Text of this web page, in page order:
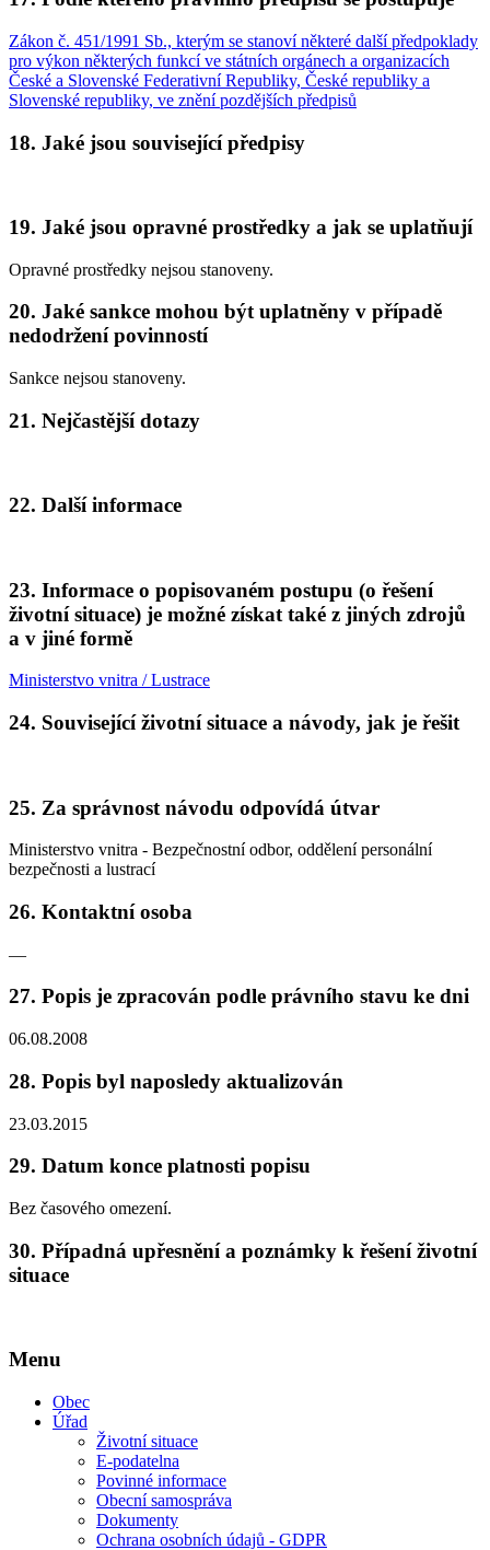
Zákon č. 451/1991 Sb., kterým se stanoví některé další předpoklady
pro výkon některých funkcí ve státních orgánech a organizacích
České a Slovenské Federativní Republiky, České republiky a
Slovenské republiky, ve znění pozdějších předpisů
18. Jaké jsou související předpisy
19. Jaké jsou opravné prostředky a jak se uplatňují
Opravné prostředky nejsou stanoveny.
20. Jaké sankce mohou být uplatněny v případě
nedodržení povinností
Sankce nejsou stanoveny.
21. Nejčastější dotazy
22. Další informace
23. Informace o popisovaném postupu (o řešení
životní situace) je možné získat také z jiných zdrojů
a v jiné formě
Ministerstvo vnitra / Lustrace
24. Související životní situace a návody, jak je řešit
25. Za správnost návodu odpovídá útvar
Ministerstvo vnitra - Bezpečnostní odbor, oddělení personální
bezpečnosti a lustrací
26. Kontaktní osoba
—
27. Popis je zpracován podle právního stavu ke dni
06.08.2008
28. Popis byl naposledy aktualizován
23.03.2015
29. Datum konce platnosti popisu
Bez časového omezení.
30. Případná upřesnění a poznámky k řešení životní
situace
Menu
Obec
Úřad
Životní situace
E-podatelna
Povinné informace
Obecní samospráva
Dokumenty
Ochrana osobních údajů - GDPR